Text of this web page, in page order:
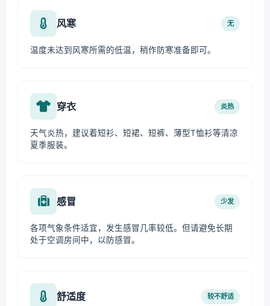
风寒 无
温度未达到风寒所需的低温，稍作防寒准备即可。
穿衣 炎热
天气炎热，建议着短衫、短裙、短裤、薄型T恤衫等清凉
夏季服装。
感冒 少发
各项气象条件适宜，发生感冒几率较低。但请避免长期
处于空调房间中，以防感冒。
舒适度 较不舒适